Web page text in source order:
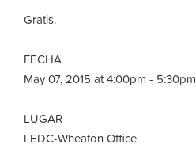
Gratis.
FECHA
May 07, 2015 at 4:00pm - 5:30pm
LUGAR
LEDC-Wheaton Office